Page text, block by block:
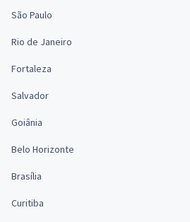
São Paulo
Rio de Janeiro
Fortaleza
Salvador
Goiânia
Belo Horizonte
Brasília
Curitiba